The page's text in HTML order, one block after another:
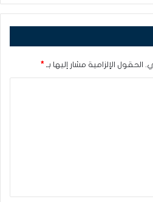
الحقول الإلزامية مشار إليها بـ *